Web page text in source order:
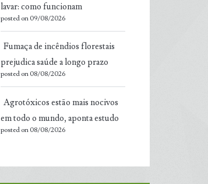
lavar: como funcionam
posted on 09/08/2026
Fumaça de incêndios florestais
prejudica saúde a longo prazo
posted on 08/08/2026
Agrotóxicos estão mais nocivos
em todo o mundo, aponta estudo
posted on 08/08/2026